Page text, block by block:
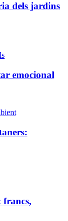
dels jardins
emocional
francs,